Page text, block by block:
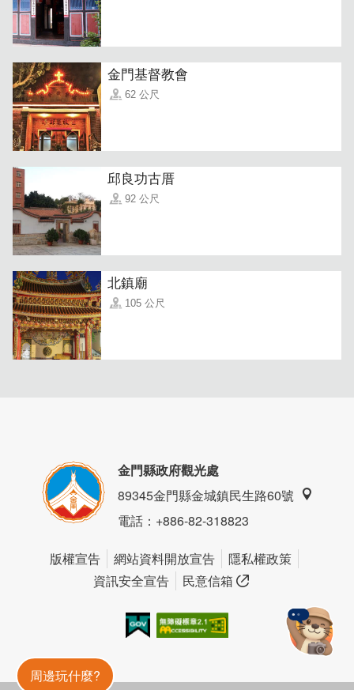
金門基督教會
62 公尺
邱良功古厝
92 公尺
北鎮廟
105 公尺
金門縣政府觀光處
89345金門縣金城鎮民生路60號
電話：+886-82-318823
版權宣告 網站資料開放宣告
隱私權政策
資訊安全宣告
民意信箱
周邊玩什麼?